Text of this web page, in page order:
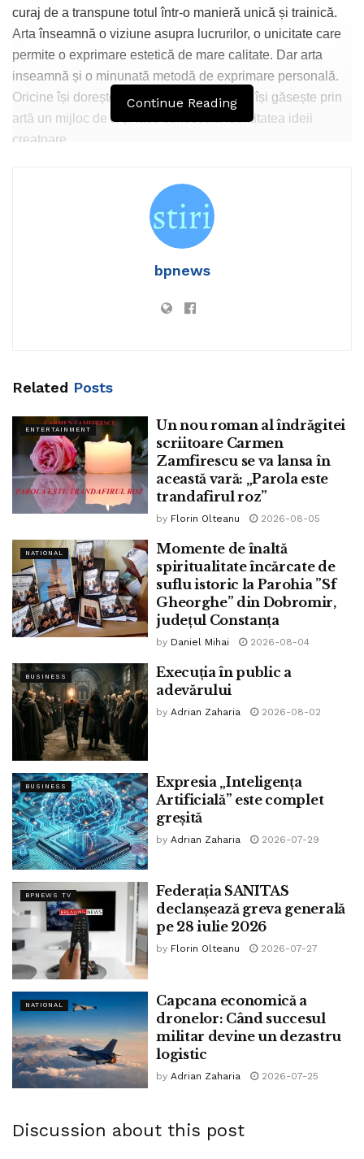
curaj de a transpune totul într-o manieră unică și trainică.
Arta înseamnă o viziune asupra lucrurilor, o unicitate care
permite o exprimare estetică de mare calitate. Dar arta
inseamnă și o minunată metodă de exprimare personală.
Oricine își dorește să fie cu adevărat liber, își găsește prin
artă un mijloc de a-și face cunoscută identitatea ideii
creatoare.
Admirăm de fiecare dată arhitectura, muzica, diverse
obiecte, pictura, cărțile, expunerea aceasta de talent și
multă muncă. Nu putem trece indiferenți pe lângă ceea ce
plăcerea estetică a lumii întregi. O enigmă care se lasă
Prin artă, se știe, se pot transmite cele mai frumoase și
corecte mesaje. De asemenea, este știut faptul că arta
constituie o terapie cu foarte bune rezultate în cazul
sensibilității și integrării anumitor tipuri de oameni în
societate. Fiecare ne regăsim, cu mirare, în scrierile cuiva,
sau în pictura, muzica și clădirile care spun adevărul
despre uriașa putere a talentului.
Autor: Madalina Horj
Nume(obligatoriu)
Email(obligatoriu)
Sit web
Mesaj
Continue Reading
bpnews
Related Posts
ENTERTAINMENT
Un nou roman al îndrăgitei
scriitoare Carmen
Zamfirescu se va lansa în
această vară: „Parola este
trandafirul roz”
by Florin Olteanu 2026-08-05
NATIONAL
Momente de înaltă
spiritualitate încărcate de
suflu istoric la Parohia ”Sf
Gheorghe” din Dobromir,
județul Constanța
by Daniel Mihai 2026-08-04
BUSINESS
Execuția în public a
adevărului
by Adrian Zaharia 2026-08-02
BUSINESS
Expresia „Inteligența
Artificială” este complet
greșită
by Adrian Zaharia 2026-07-29
BPNEWS TV
Federația SANITAS
declanșează greva generală
pe 28 iulie 2026
by Florin Olteanu 2026-07-27
NATIONAL
Capcana economică a
dronelor: Când succesul
militar devine un dezastru
logistic
by Adrian Zaharia 2026-07-25
Discussion about this post